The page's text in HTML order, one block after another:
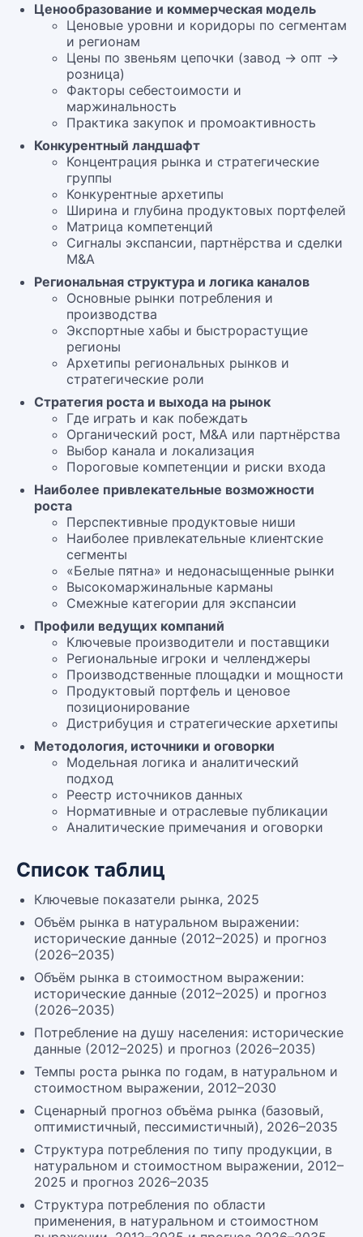
Ценообразование и коммерческая модель
Ценовые уровни и коридоры по сегментам
и регионам
Цены по звеньям цепочки (завод → опт →
розница)
Факторы себестоимости и
маржинальность
Практика закупок и промоактивность
Конкурентный ландшафт
Концентрация рынка и стратегические
группы
Конкурентные архетипы
Ширина и глубина продуктовых портфелей
Матрица компетенций
Сигналы экспансии, партнёрства и сделки
M&A
Региональная структура и логика каналов
Основные рынки потребления и
производства
Экспортные хабы и быстрорастущие
регионы
Архетипы региональных рынков и
стратегические роли
Стратегия роста и выхода на рынок
Где играть и как побеждать
Органический рост, M&A или партнёрства
Выбор канала и локализация
Пороговые компетенции и риски входа
Наиболее привлекательные возможности
роста
Перспективные продуктовые ниши
Наиболее привлекательные клиентские
сегменты
«Белые пятна» и недонасыщенные рынки
Высокомаржинальные карманы
Смежные категории для экспансии
Профили ведущих компаний
Ключевые производители и поставщики
Региональные игроки и челленджеры
Производственные площадки и мощности
Продуктовый портфель и ценовое
позиционирование
Дистрибуция и стратегические архетипы
Методология, источники и оговорки
Модельная логика и аналитический
подход
Реестр источников данных
Нормативные и отраслевые публикации
Аналитические примечания и оговорки
Список таблиц
Ключевые показатели рынка, 2025
Объём рынка в натуральном выражении:
исторические данные (2012–2025) и прогноз
(2026–2035)
Объём рынка в стоимостном выражении:
исторические данные (2012–2025) и прогноз
(2026–2035)
Потребление на душу населения: исторические
данные (2012–2025) и прогноз (2026–2035)
Темпы роста рынка по годам, в натуральном и
стоимостном выражении, 2012–2030
Сценарный прогноз объёма рынка (базовый,
оптимистичный, пессимистичный), 2026–2035
Структура потребления по типу продукции, в
натуральном и стоимостном выражении, 2012–
2025 и прогноз 2026–2035
Структура потребления по области
применения, в натуральном и стоимостном